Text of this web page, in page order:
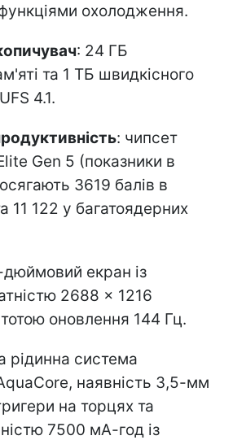
охолодження.
: 24 ГБ
та 1 ТБ швидкісного
4.1.
: чипсет
Gen 5 (показники в
3619 балів в
11 122 у багатоядерних
екран із
2688 × 1216
оновлення 144 Гц.
рідинна система
наявність 3,5-мм
на торцях та
7500 мА-год із